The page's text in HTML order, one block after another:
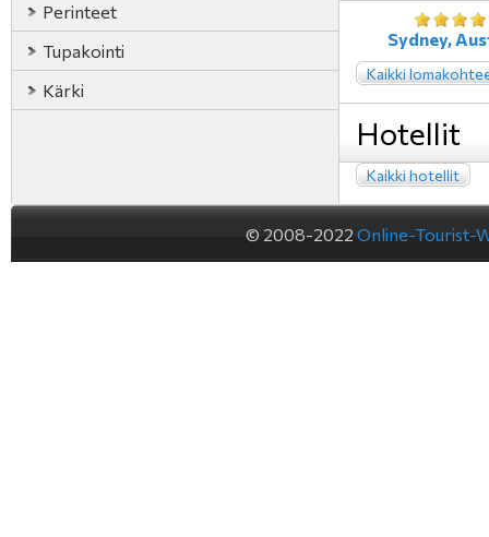
Perinteet
Tupakointi
Kärki
Sydney,
Kaikki
Hotellit
Kaikki hotellit
© 2008-2022 Online-Tourist-